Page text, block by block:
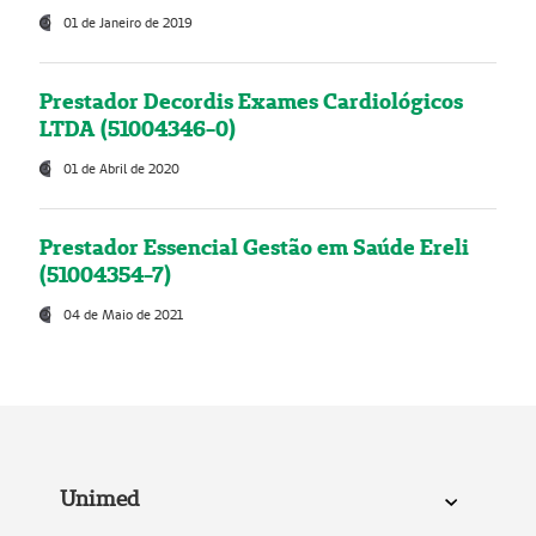
01 de Janeiro de 2019
Prestador Decordis Exames Cardiológicos
LTDA (51004346-0)
01 de Abril de 2020
Prestador Essencial Gestão em Saúde Ereli
(51004354-7)
04 de Maio de 2021
Unimed